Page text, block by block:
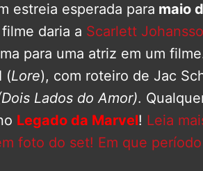
estreia esperada para maio
daria a Scarlett
para uma atriz em um
(Lore), com roteiro de Jac
Lados do Amor).
Legado da Marvel! Leia
foto do set! Em que